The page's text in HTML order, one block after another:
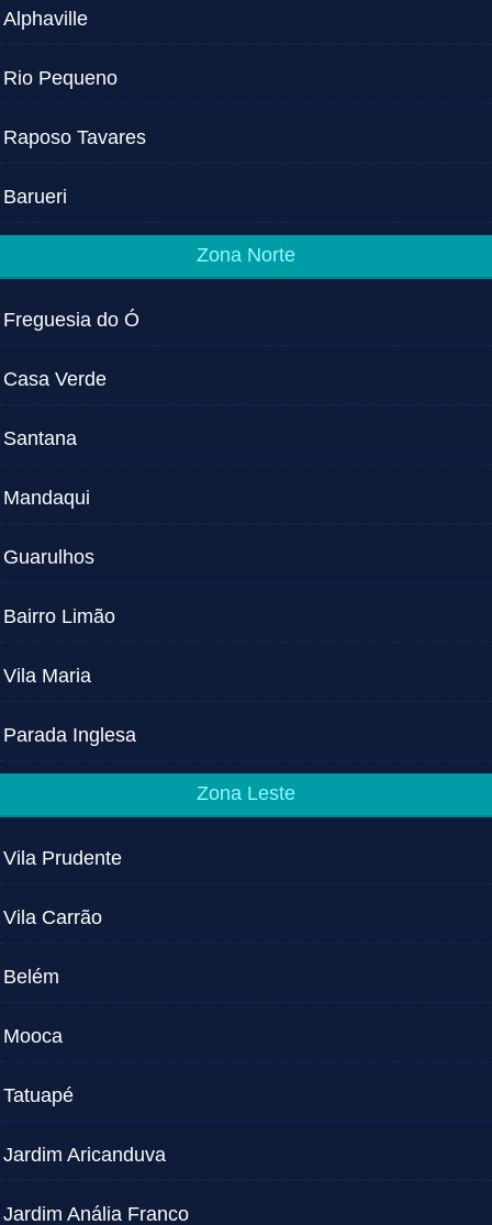
Alphaville
Rio Pequeno
Raposo Tavares
Barueri
Zona Norte
Freguesia do Ó
Casa Verde
Santana
Mandaqui
Guarulhos
Bairro Limão
Vila Maria
Parada Inglesa
Zona Leste
Vila Prudente
Vila Carrão
Belém
Mooca
Tatuapé
Jardim Aricanduva
Jardim Anália Franco